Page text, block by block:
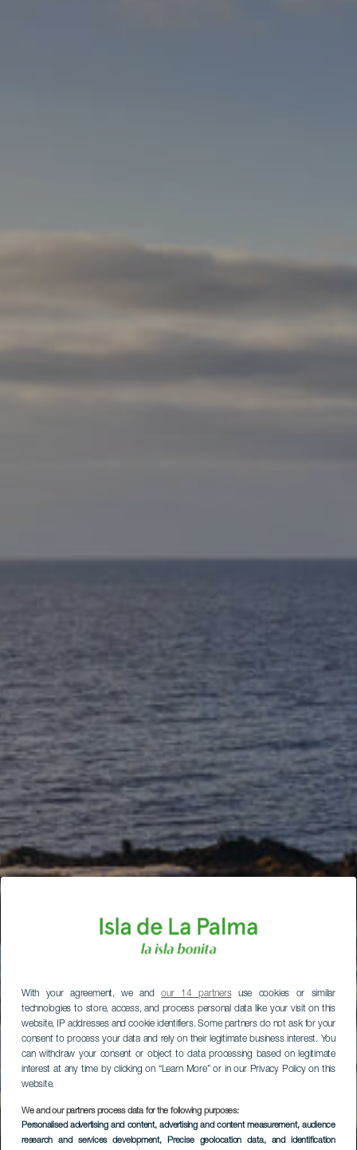
With your agreement, we andour 14 partnersuse cookies or similar
technologies to store, access, and process personal data like your visit on this
website, IP addresses and cookie identifiers. Some partners do not ask for your
consent to process your data and rely on their legitimate business interest. You
can withdraw your consent or object to data processing based on legitimate
interest at any time by clicking on “Learn More” or in our Privacy Policy on this
website.
We and our partners process data for the following purposes:
Personalised advertising and content, advertising and content measurement, audience
research and services development, Precise geolocation data, and identification